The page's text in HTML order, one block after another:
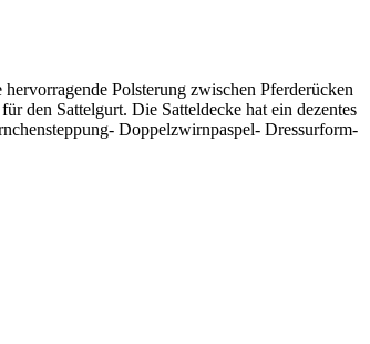
Polsterung zwischen Pferderücken
den Sattelgurt. Die Satteldecke hat ein dezentes
Doppelzwirnpaspel- Dressurform-